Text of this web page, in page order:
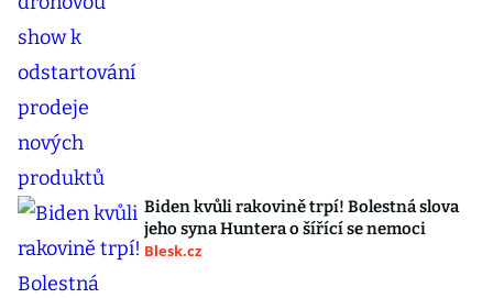
Biden kvůli rakovině trpí! Bolestná slova
jeho syna Huntera o šířící se nemoci
Blesk.cz